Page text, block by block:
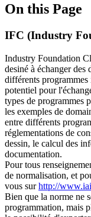
On this Page
IFC (Industry
Industry Foundation
desiné à échanger des
différents
potentiel pour
types de programmes
les exemples de
entre différents
réglementations de
dessin, le calcul des
documentation.
Pour tous
de normalisation, et
vous surhttp://
Bien que la norme ne
programmation, mais